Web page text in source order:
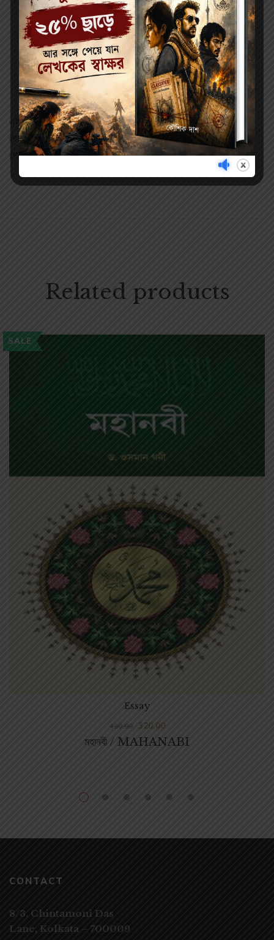
Description
Reviews (0)
এই সংকলনে স্থান পাওয়া বারোটি থ্রিলারের মধ্যে কোনোটি অভিযানভিত্তিক,
কোনোটি কল্পবিজ্ঞান, কোনোটি আবার গা-ছমছমে নিখাদ ভৌতিক কাহিনি।
শেষ গল্পটি জমজমাট গোয়েন্দা থ্রিলার।
Related products
SALE
মহানবী / MAHANABI
Essay
400.00 320.00
CONTACT
8/3, Chintamoni Das
Lane, Kolkata – 700009